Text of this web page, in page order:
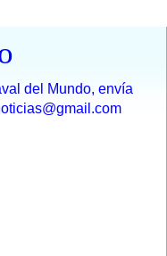
del Mundo, envía